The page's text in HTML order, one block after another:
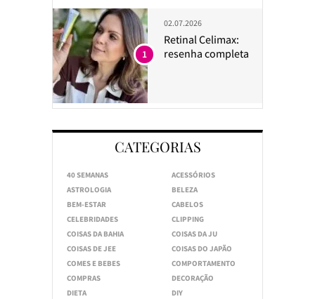
02.07.2026
Retinal Celimax:
resenha completa
1
CATEGORIAS
40 SEMANAS
ACESSÓRIOS
ASTROLOGIA
BELEZA
BEM-ESTAR
CABELOS
CELEBRIDADES
CLIPPING
COISAS DA BAHIA
COISAS DA JU
COISAS DE JEE
COISAS DO JAPÃO
COMES E BEBES
COMPORTAMENTO
COMPRAS
DECORAÇÃO
DIETA
DIY